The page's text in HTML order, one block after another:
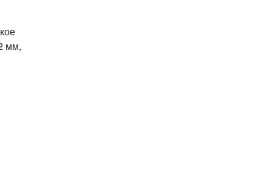
мм,